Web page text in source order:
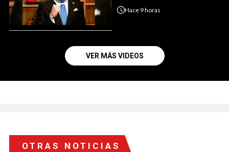
Hace 9 horas
VER MÁS VIDEOS
OTRAS NOTICIAS